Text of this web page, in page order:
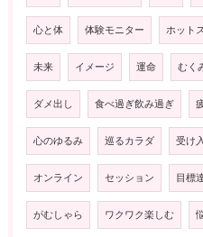
心と体 体験モニター ホット
未来 イメージ 運命 むく
ダメ出し 食べ過ぎ飲み過ぎ
心のゆるみ 巡るカラダ 受け
オンライン セッション 目標
がむしゃら ワクワク楽しむ